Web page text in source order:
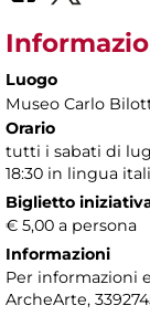
Luogo
Museo Carlo
Orario
tutti i sabati di
18:30 in lingua
Biglietto
€ 5,00 a persona
Informazioni
Per informazioni
ArcheArte,